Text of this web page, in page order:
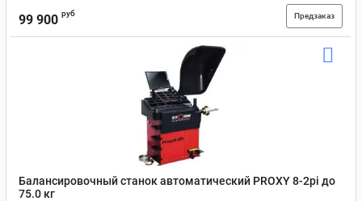
99 900 руб Предзаказ
Балансировочный станок автоматический PROXY 8-2pi до
75.0 кг